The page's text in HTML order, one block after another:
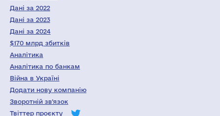
Дані за 2022
Дані за 2023
Дані за 2024
$170 млрд збитків
Аналітика
Аналітика по банкам
Війна в Україні
Додати нову компанію
Зворотній зв'язок
Твіттер проєкту